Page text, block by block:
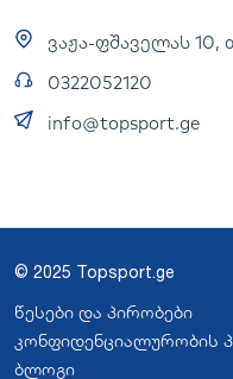
ვაჟა-ფშაველას
0322052120
info@topsport.ge
© 2025 Topsport.ge
წესები და პირობები
კონფიდენციალურობის
ბლოგი